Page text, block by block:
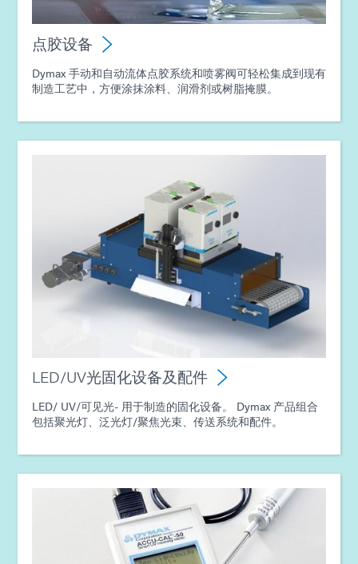
指南：点胶设备（亚洲|EN）
点胶设备
Dymax 手动和自动流体点胶系统和喷雾阀可轻松集成到现有
制造工艺中，方便涂抹涂料、润滑剂或树脂掩膜。
LED/UV光固化设备及配件
LED/ UV/可见光- 用于制造的固化设备。 Dymax 产品组合
包括聚光灯、泛光灯/聚焦光束、传送系统和配件。